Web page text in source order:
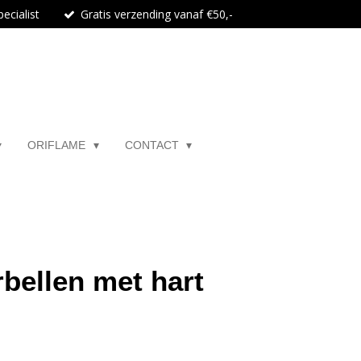
Gratis verzending vanaf €50,-
ORIFLAME CONTACT
met hart